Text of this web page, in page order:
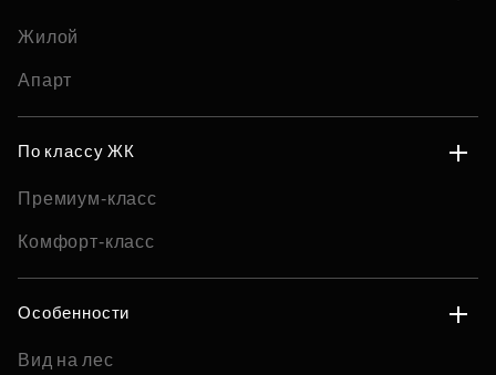
Жилой
Апарт
По классу ЖК
Премиум-класс
Комфорт-класс
Особенности
Вид на лес